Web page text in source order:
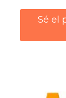
Sé el